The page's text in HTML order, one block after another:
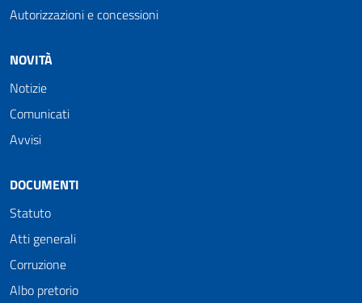
Autorizzazioni e concessioni
NOVITÀ
Notizie
Comunicati
Avvisi
DOCUMENTI
Statuto
Atti generali
Corruzione
Albo pretorio